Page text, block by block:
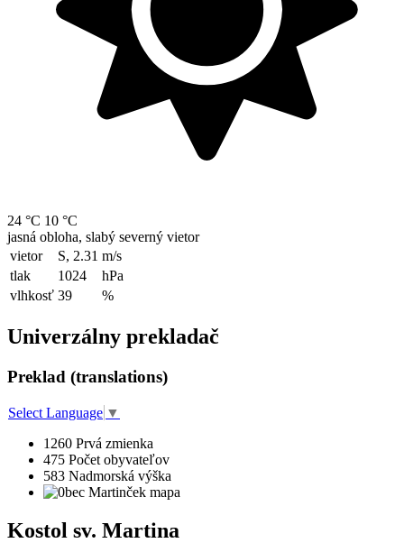
24 °C 10 °C
jasná obloha, slabý severný vietor
vietor
S, 2.31 m/s
tlak
1024
hPa
vlhkosť 39 %
Univerzálny prekladač
Preklad (translations)
Select Language ▼
1260 Prvá zmienka
475 Počet obyvateľov
583 Nadmorská výška
Kostol sv. Martina